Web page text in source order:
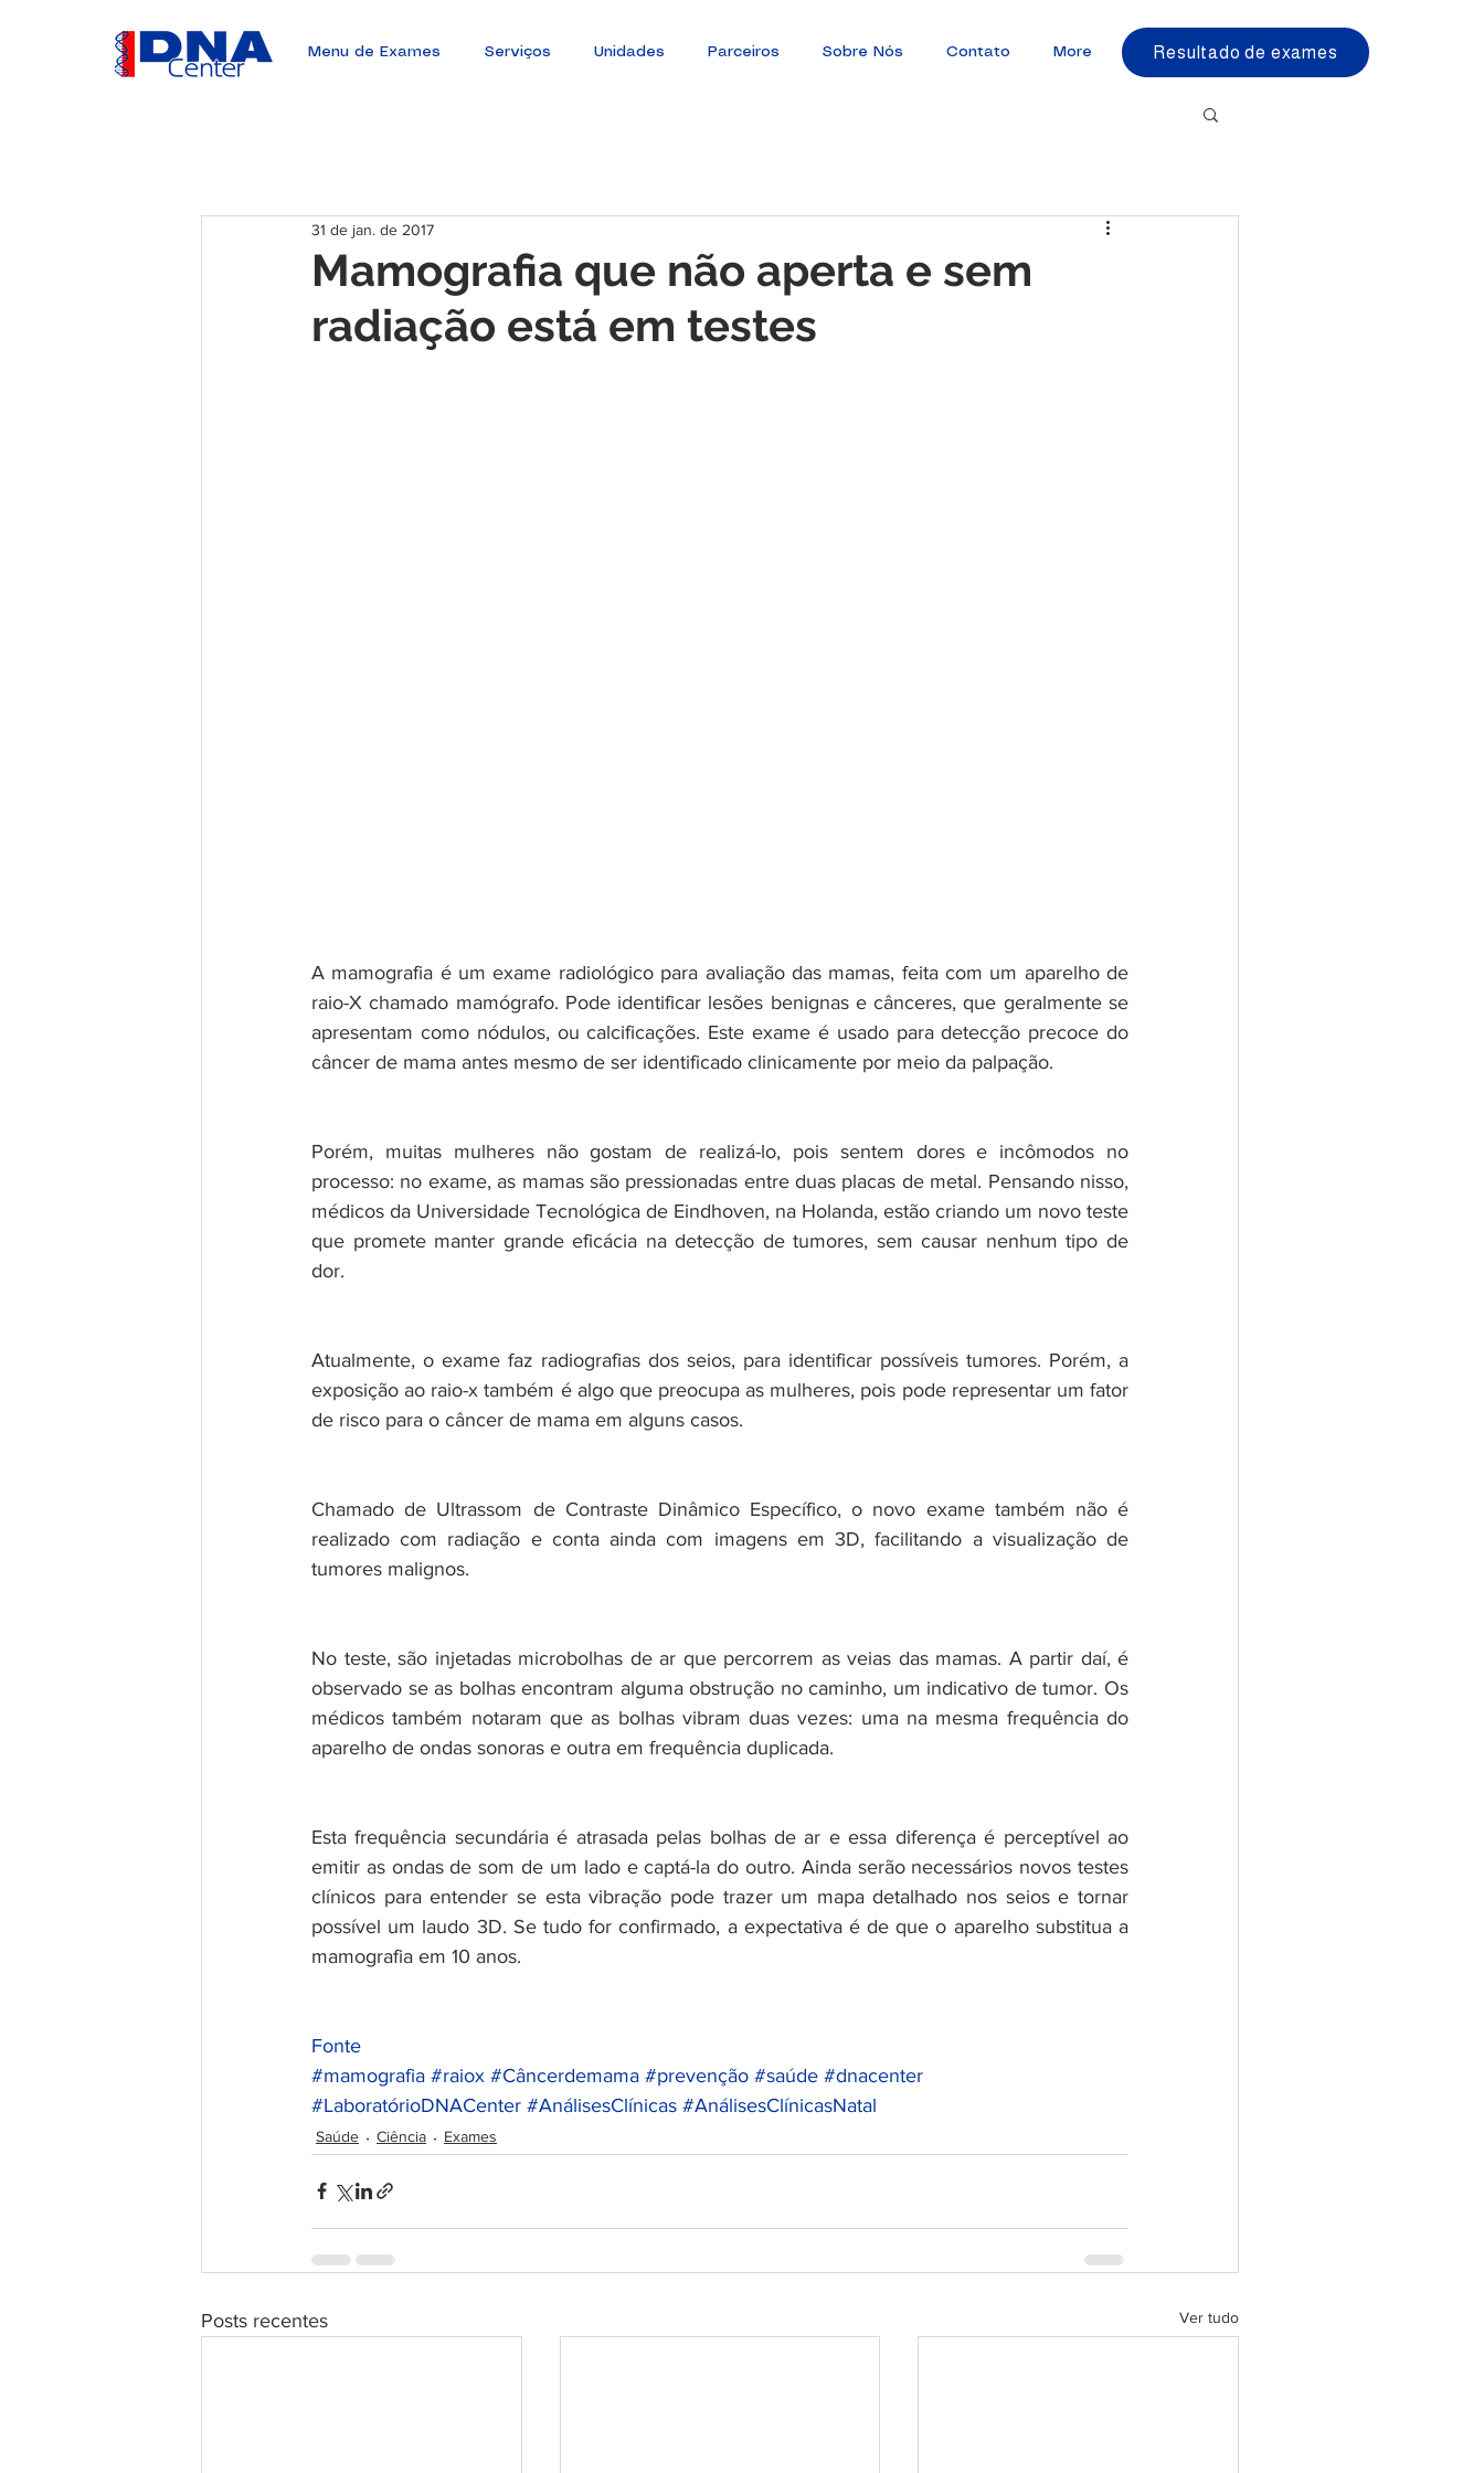
Menu de Exames Serviços Unidades Parceiros Sobre Nós Contato More Resultado de exames
Mamografia que não aperta e sem
radiação está em testes
31 de jan. de 2017
A mamografia é um exame radiológico para avaliação das mamas, feita com um aparelho de
raio-X chamado mamógrafo. Pode identificar lesões benignas e cânceres, que geralmente se
apresentam como nódulos, ou calcificações. Este exame é usado para detecção precoce do
câncer de mama antes mesmo de ser identificado clinicamente por meio da palpação.
Porém, muitas mulheres não gostam de realizá-lo, pois sentem dores e incômodos no
processo: no exame, as mamas são pressionadas entre duas placas de metal. Pensando nisso,
médicos da Universidade Tecnológica de Eindhoven, na Holanda, estão criando um novo teste
que promete manter grande eficácia na detecção de tumores, sem causar nenhum tipo de
dor.
Atualmente, o exame faz radiografias dos seios, para identificar possíveis tumores. Porém, a
exposição ao raio-x também é algo que preocupa as mulheres, pois pode representar um fator
de risco para o câncer de mama em alguns casos.
Chamado de Ultrassom de Contraste Dinâmico Específico, o novo exame também não é
realizado com radiação e conta ainda com imagens em 3D, facilitando a visualização de
tumores malignos.
No teste, são injetadas microbolhas de ar que percorrem as veias das mamas. A partir daí, é
observado se as bolhas encontram alguma obstrução no caminho, um indicativo de tumor. Os
médicos também notaram que as bolhas vibram duas vezes: uma na mesma frequência do
aparelho de ondas sonoras e outra em frequência duplicada.
Esta frequência secundária é atrasada pelas bolhas de ar e essa diferença é perceptível ao
emitir as ondas de som de um lado e captá-la do outro. Ainda serão necessários novos testes
clínicos para entender se esta vibração pode trazer um mapa detalhado nos seios e tornar
possível um laudo 3D. Se tudo for confirmado, a expectativa é de que o aparelho substitua a
mamografia em 10 anos.
Fonte
#mamografia #raiox #Câncerdemama #prevenção #saúde #dnacenter
#LaboratórioDNACenter #AnálisesClínicas #AnálisesClínicasNatal
Saúde Ciência Exames
Posts recentes Ver tudo